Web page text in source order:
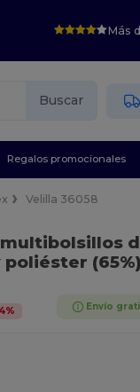
Más
Buscar
Regalos promocionales
Velilla 36058
poliéster (65%)
% Envío